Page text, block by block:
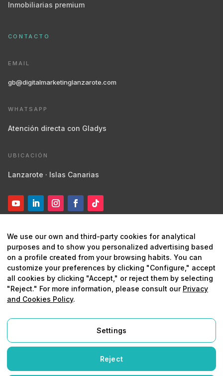
Inmobiliarias premium
CONTACTO
EMAIL
gb@digitalmarketinglanzarote.com
WHATSAPP
Atención directa con Gladys
UBICACIÓN
Lanzarote · Islas Canarias
© 2026 Digital Marketing Lanzarote ·Marketing estratégico y
digital
We use our own and third-party cookies for analytical
purposes and to show you personalized advertising based
on a profile created from your browsing habits. You can
customize your preferences by clicking "Configure," accept
all cookies by clicking "Accept," or reject them by selecting
"Reject." For more information, please consult our Privacy
and Cookies Policy.
Settings
Reject
Legal Notice